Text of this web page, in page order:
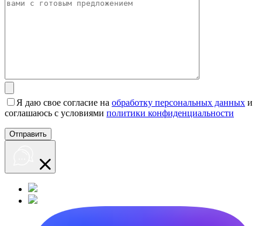
Я даю свое согласие на обработку персональных данных и
соглашаюсь с условиями политики конфиденциальности